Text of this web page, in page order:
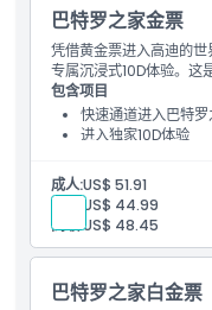
巴特罗之家金票
凭借黄金票进入高迪的
专属沉浸式10D体验。这
包含项目
快速通道进入巴特罗
进入独家10D体验
成人:US$ 51.91
孩子: US$ 44.99
高级:US$ 48.45
巴特罗之家白金票